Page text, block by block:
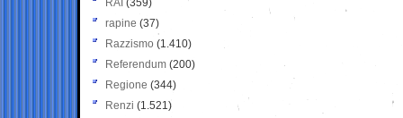
RAI (359)
rapine (37)
Razzismo (1.410)
Referendum (200)
Regione (344)
Renzi (1.521)